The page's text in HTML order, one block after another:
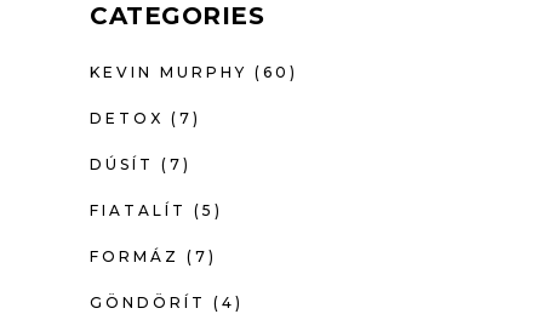
CATEGORIES
KEVIN MURPHY (60)
DETOX (7)
DÚSÍT (7)
FIATALÍT (5)
FORMÁZ (7)
GÖNDÖRÍT (4)